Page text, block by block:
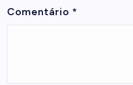
Comentário *